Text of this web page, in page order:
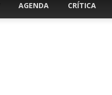
AGENDA CRÍTICA